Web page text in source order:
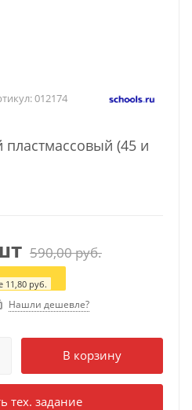
012174
пластмассовый (45 и
590,00руб.
11,80 руб.
Нашли дешевле?
В корзину
тех. задание